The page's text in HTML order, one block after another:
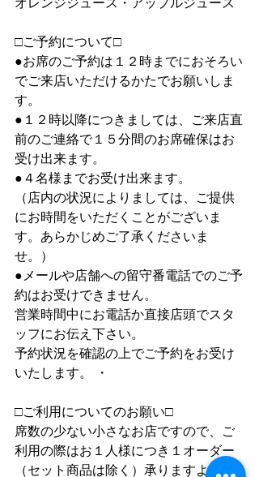
オレンジジュース・アップルジュース
□ご予約について□
●お席のご予約は１２時までにおそろい
でご来店いただけるかたでお願いしま
す。
●１２時以降につきましては、ご来店直
前のご連絡で１５分間のお席確保はお
受け出来ます。
●４名様までお受け出来ます。
（店内の状況によりましては、ご提供
にお時間をいただくことがございま
す。あらかじめご了承くださいま
せ。）
●メールや店舗への留守番電話でのご予
約はお受けできません。
営業時間中にお電話か直接店頭でスタ
ッフにお伝え下さい。
予約状況を確認の上でご予約をお受け
いたします。 ・
□ご利用についてのお願い□
席数の少ない小さなお店ですので、ご
利用の際はお１人様につき１オーダー
（セット商品は除く）承りますようお